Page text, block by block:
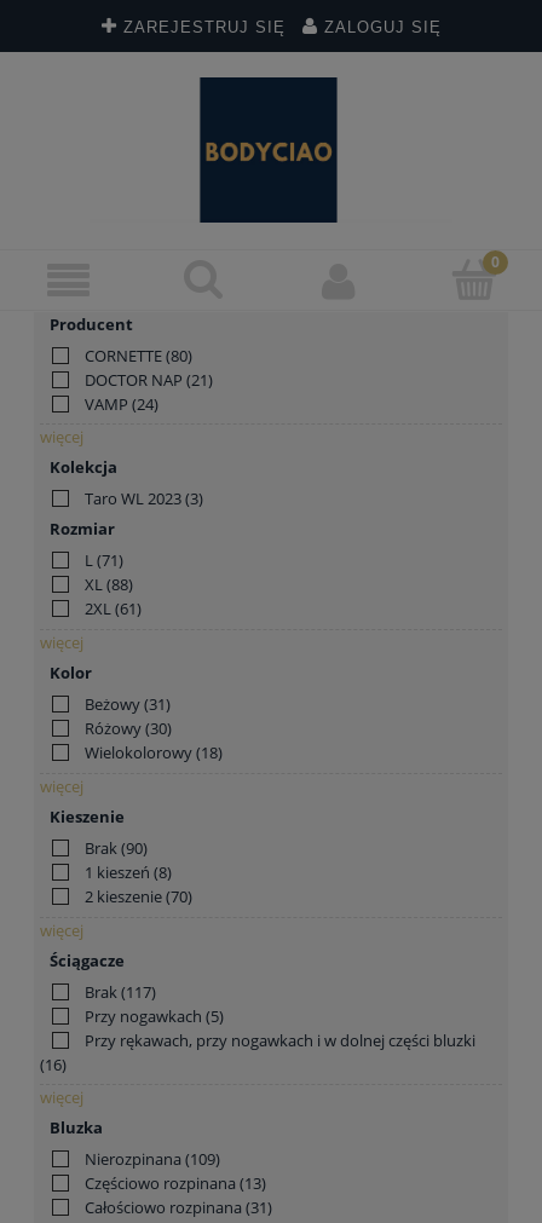
ZAREJESTRUJ SIĘ ZALOGUJ SIĘ
Producent
CORNETTE(80)
DOCTOR NAP (21)
VAMP (24)
więcej
Kolekcja
Taro WL 2023(3)
Rozmiar
L(71)
XL(88)
2XL(61)
więcej
Kolor
Beżowy(31)
Różowy(30)
Wielokolorowy(18)
więcej
Kieszenie
Brak(90)
1 kieszeń (8)
2 kieszenie(70)
więcej
Ściągacze
Brak(117)
Przy nogawkach (5)
Przy rękawach, przy nogawkach i w dolnej części bluzki
(16)
więcej
Bluzka
Nierozpinana (109)
Częściowo rozpinana (13)
Całościowo rozpinana (31)